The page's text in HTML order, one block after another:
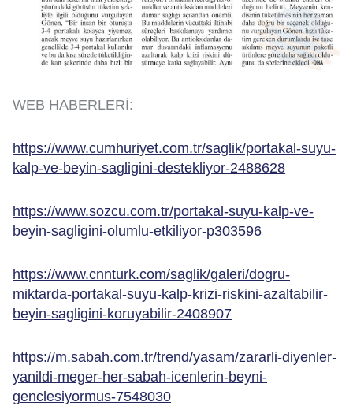
WEB HABERLERİ:
https://www.cumhuriyet.com.tr/saglik/portakal-suyu-
kalp-ve-beyin-sagligini-destekliyor-2488628
https://www.sozcu.com.tr/portakal-suyu-kalp-ve-
beyin-sagligini-olumlu-etkiliyor-p303596
https://www.cnnturk.com/saglik/galeri/dogru-
miktarda-portakal-suyu-kalp-krizi-riskini-azaltabilir-
beyin-sagligini-koruyabilir-2408907
https://m.sabah.com.tr/trend/yasam/zararli-diyenler-
yanildi-meger-her-sabah-icenlerin-beyni-
genclesiyormus-7548030